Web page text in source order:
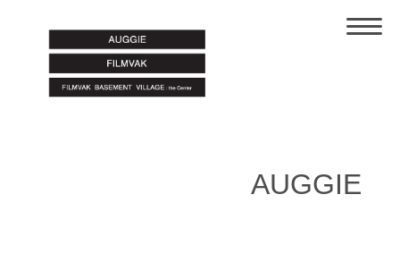
AUGGIE